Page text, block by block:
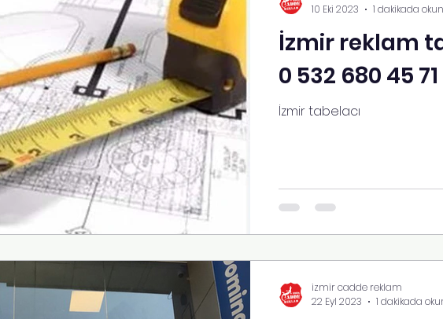
İzmir reklam
0 532 680 45 71
İzmir tabelacı
10 Eki 2023
1 dakikada
izmir cadde reklam
22 Eyl 2023
1 dakikada